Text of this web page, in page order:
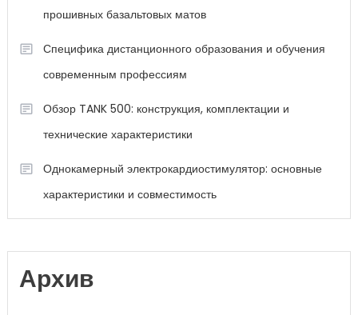
прошивных базальтовых матов
Специфика дистанционного образования и обучения
современным профессиям
Обзор TANK 500: конструкция, комплектации и
технические характеристики
Однокамерный электрокардиостимулятор: основные
характеристики и совместимость
Архив